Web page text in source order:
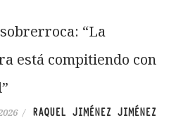
“La
está compitiendo con
/ RAQUEL JIMÉNEZ JIMÉNEZ